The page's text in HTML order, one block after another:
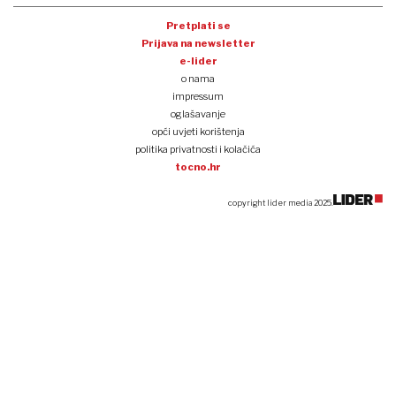
Pretplati se
Prijava na newsletter
e-lider
o nama
impressum
oglašavanje
opći uvjeti korištenja
politika privatnosti i kolačića
tocno.hr
copyright lider media 2025.